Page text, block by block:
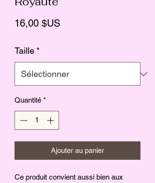
16,00 $USPrix
Taille *
Quantité *
Ajouter au panier
Ce produit convient aussi bien aux